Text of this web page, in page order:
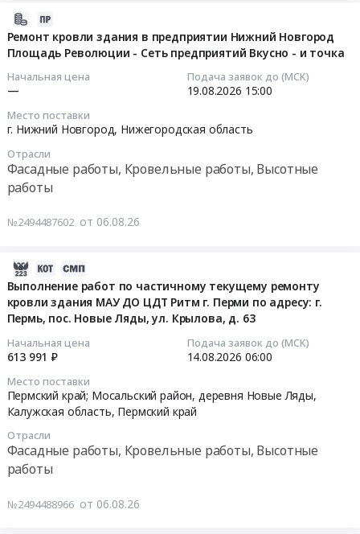
41
Ремонт кровли здания в предприятии Нижний Новгород
Площадь Революции - Сеть предприятий Вкусно - и точка
Начальная цена
—
Подача заявок до (МСК)
19.08.2026 15:00
Место поставки
г. Нижний Новгород, Нижегородская область
Отрасли
Фасадные работы, Кровельные работы, Высотные
работы
№2494487602 от 06.08.26
Выполнение работ по частичному текущему ремонту
кровли здания МАУ ДО ЦДТ Ритм г. Перми по адресу: г.
Пермь, пос. Новые Ляды, ул. Крылова, д. 63
Начальная цена
613 991 ₽
Подача заявок до (МСК)
14.08.2026 06:00
Место поставки
Пермский край; Мосальский район, деревня Новые Ляды,
Калужская область, Пермский край
Отрасли
Фасадные работы, Кровельные работы, Высотные
работы
№2494488966 от 06.08.26